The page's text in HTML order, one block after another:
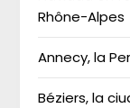
Rhône-Alpes
Annecy, la
Béziers, la